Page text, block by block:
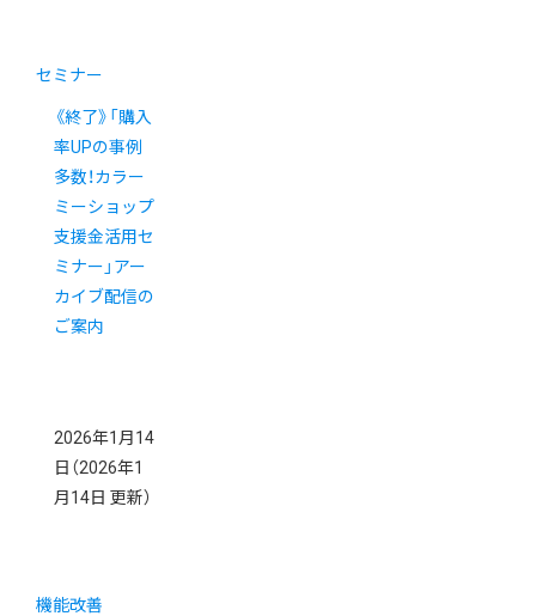
セミナー
《終了》「購入
率UPの事例
多数！カラー
ミーショップ
支援金活用セ
ミナー」アー
カイブ配信の
ご案内
2026年1月14
日 （2026年1
月14日 更新）
機能改善